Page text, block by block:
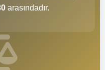
arasındadır.